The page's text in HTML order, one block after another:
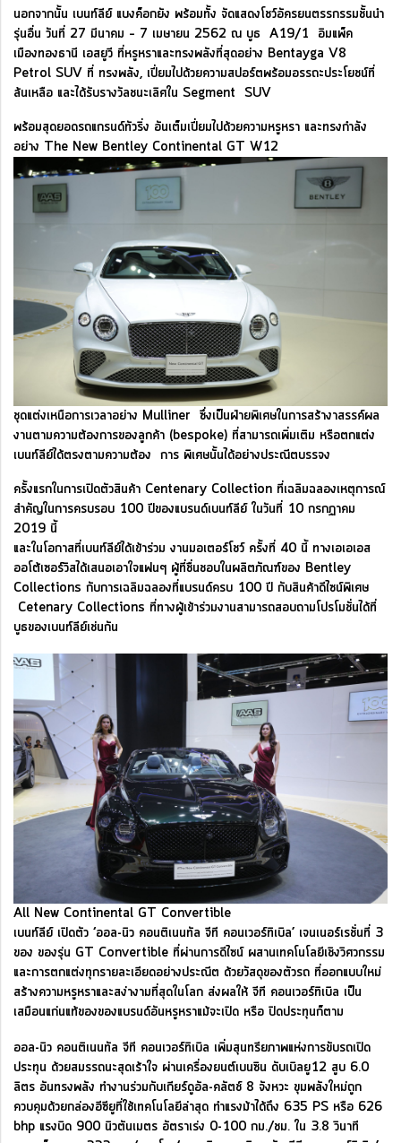
นอกจากนั้น เบนท์ลีย์ แบงค็อกยัง พร้อมทั้ง จัดแสดงโชว์อัครยนตรรกรรมชั้นนำ
รุ่นอื่น วันที่ 27 มีนาคม – 7 เมษายน 2562 ณ บูธ A19/1 อิมแพ็ค
เมืองทองธานี เอสยูวี ที่หรูหราและทรงพลังที่สุดอย่าง Bentayga V8
Petrol SUV ที่ ทรงพลัง, เปี่ยมไปด้วยความสปอร์ตพร้อมอรรถะประโยชน์ที่
ล้นเหลือ และได้รับรางวัลชนะเลิศใน Segment SUV
พร้อมสุดยอดรถแกรนด์ทัวริ่ง อันเต็มเปี่ยมไปด้วยความหรูหรา และทรงกำลัง
อย่าง The New Bentley Continental GT W12
ชุดแต่งเหนือการเวลาอย่าง Mulliner ซึ่งเป็นฝ่ายพิเศษในการสร้างาสรรค์ผล
งานตามความต้องการของลูกค้า (bespoke) ที่สามารถเพิ่มเติม หรือตกแต่ง
เบนท์ลีย์ได้ตรงตามความต้อง การ พิเศษนั้นได้อย่างประณีตบรรจง
ครั้งแรกในการเปิดตัวสินค้า Centenary Collection ที่เฉลิมฉลองเหตุการณ์
สำคัญในการครบรอบ 100 ปีของแบรนด์เบนท์ลีย์ ในวันที่ 10 กรกฏาคม
2019 นี้
และในโอกาสที่เบนท์ลีย์ได้เข้าร่วม งานมอเตอร์โชว์ ครั้งที่ 40 นี้ ทางเอเอเอส
ออโต้เซอร์วิสได้เสนอเอาใจแฟนๆ ผู้ที่ชื่นชอบในผลิตภัณฑ์ของ Bentley
Collections กับการเฉลิมฉลองที่แบรนด์ครบ 100 ปี กับสินค้าดีไซน์พิเศษ
Cetenary Collections ที่ทางผู้เข้าร่วมงานสามารถสอบถามโปรโมชั่นได้ที่
บูธของเบนท์ลีย์เช่นกัน
All New Continental GT Convertible
เบนท์ลีย์ เปิดตัว ‘ออล-นิว คอนติเนนทัล จีที คอนเวอร์ทิเบิล’ เจนเนอร์เรชั่นที่ 3
ของ ของรุ่น GT Convertible ที่ผ่านการดีไซน์ ผสานเทคโนโลยีเชิงวิศวกรรม
และการตกแต่งทุกรายละเอียดอย่างประณีต ด้วยวัสดุของตัวรถ ที่ออกแบบใหม่
สร้างความหรูหราและสง่างามที่สุดในโลก ส่งผลให้ จีที คอนเวอร์ทิเบิล เป็น
เสมือนแก่นแท้ของของแบรนด์อันหรูหราแม้จะเปิด หรือ ปิดประทุนก็ตาม
ออล-นิว คอนติเนนทัล จีที คอนเวอร์ทิเบิล เพิ่มสุนทรียภาพแห่งการขับรถเปิด
ประทุน ด้วยสมรรถนะสุดเร้าใจ ผ่านเครื่องยนต์เบนซิน ดับเบิลยู12 สูบ 6.0
ลิตร อันทรงพลัง ทำงานร่วมกับเกียร์ดูอัล-คลัตช์ 8 จังหวะ ขุมพลังใหม่ถูก
ควบคุมด้วยกล่องอีซียูที่ใช้เทคโนโลยีล่าสุด ทำแรงม้าได้ถึง 635 PS หรือ 626
bhp แรงบิด 900 นิวตันเมตร อัตราเร่ง 0-100 กม./ชม. ใน 3.8 วินาที